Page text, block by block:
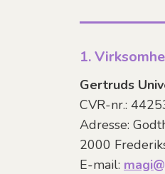
1.
Gertruds
CVR-nr.:
Adresse:
2000
E-mail: